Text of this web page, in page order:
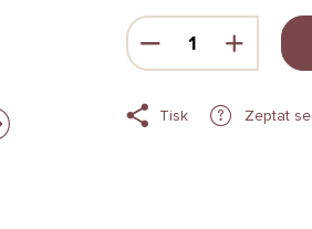
5
HVĚZDIČEK.
Měrná
cena:
Tisk Zeptat se